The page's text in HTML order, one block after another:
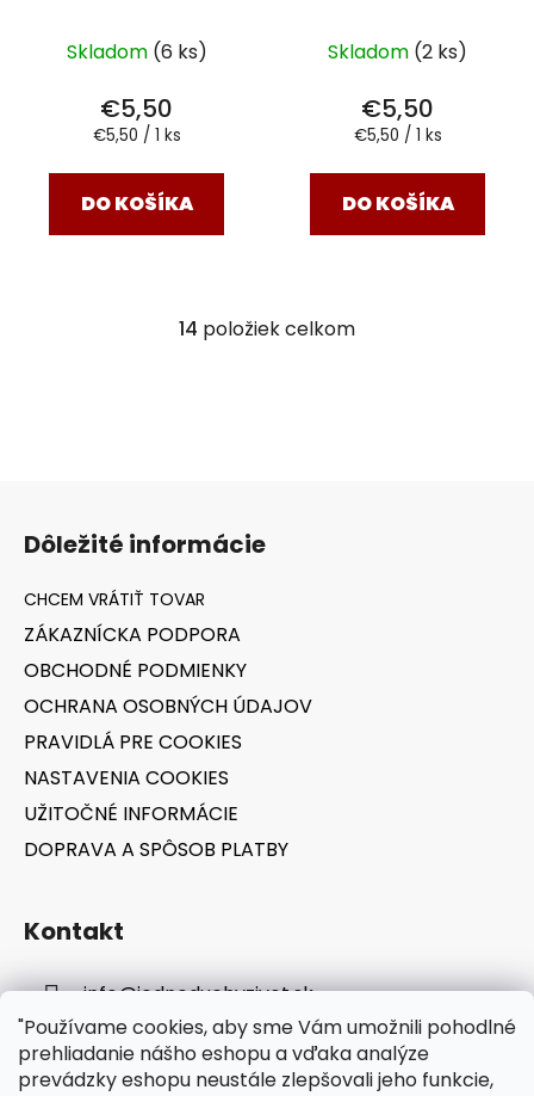
"Používame cookies, aby sme Vám umožnili pohodlné
prehliadanie nášho eshopu a vďaka analýze
prevádzky eshopu neustále zlepšovali jeho funkcie,
Skladom (6 ks)
€5,50
Jednotková
€5,50 / 1 ks
DO KOŠÍKA
Skladom (2 ks)
€5,50
Jednotková
€5,50 / 1 ks
DO KOŠÍKA
O
e
v
u
14 položiek celkom
Dôležité informácie
ZÁKAZNÍCKA PODPORA
OBCHODNÉ PODMIENKY
OCHRANA OSOBNÝCH ÚDAJOV
PRAVIDLÁ PRE COOKIES
NASTAVENIA COOKIES
UŽITOČNÉ INFORMÁCIE
DOPRAVA A SPÔSOB PLATBY
Kontakt
info@jednoduchyzivot.sk
E-shop: 0948 647 767